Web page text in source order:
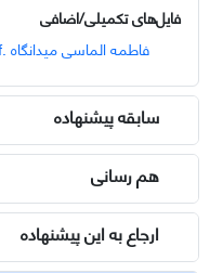
فایل‌های تکمیلی/اضافی
فاطمه الماسی میدانگاه .pdf
سابقه پیشنهاده
هم رسانی
ارجاع به این پیشنهاده